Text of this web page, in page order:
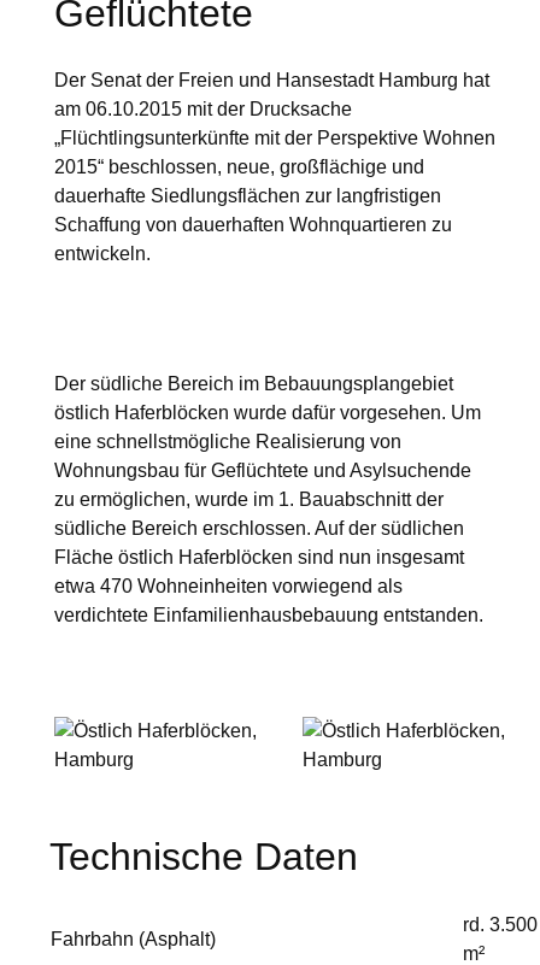
Geflüchtete
Der Senat der Freien und Hansestadt Hamburg hat
am 06.10.2015 mit der Drucksache
„Flüchtlingsunterkünfte mit der Perspektive Wohnen
2015“ beschlossen, neue, großflächige und
dauerhafte Siedlungsflächen zur langfristigen
Schaffung von dauerhaften Wohnquartieren zu
entwickeln.
Der südliche Bereich im Bebauungsplangebiet
östlich Haferblöcken wurde dafür vorgesehen. Um
eine schnellstmögliche Realisierung von
Wohnungsbau für Geflüchtete und Asylsuchende
zu ermöglichen, wurde im 1. Bauabschnitt der
südliche Bereich erschlossen. Auf der südlichen
Fläche östlich Haferblöcken sind nun insgesamt
etwa 470 Wohneinheiten vorwiegend als
verdichtete Einfamilienhausbebauung entstanden.
Technische Daten
Fahrbahn (Asphalt)
rd. 3.500
m²